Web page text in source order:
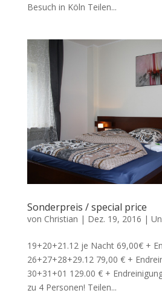
Besuch in Köln Teilen...
Sonderpreis / special price
von Christian | Dez. 19, 2016 |
19+20+21.12 je Nacht 69,00€ +
26+27+28+29.12 79,00 € +
30+31+01 129.00 € +
zu 4 Personen! Teilen...